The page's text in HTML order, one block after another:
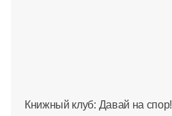
Книжный клуб: Давай на спор!